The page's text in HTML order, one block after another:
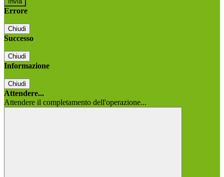
Errore
Chiudi
Successo
Chiudi
Informazione
Chiudi
Attendere...
Attendere il completamento dell'operazione...